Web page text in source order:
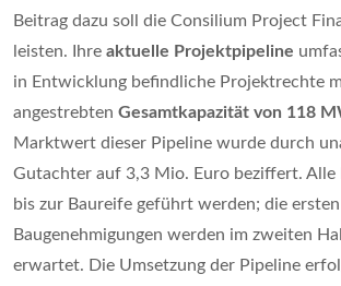
Beitrag dazu soll die Consilium Project
leisten. Ihre aktuelle Projektpipeline
in Entwicklung befindliche Projektrechte
angestrebten Gesamtkapazität von 118
Marktwert dieser Pipeline wurde durch
Gutachter auf 3,3 Mio. Euro beziffert. Alle
bis zur Baureife geführt werden; die ersten
Baugenehmigungen werden im zweiten
erwartet. Die Umsetzung der Pipeline